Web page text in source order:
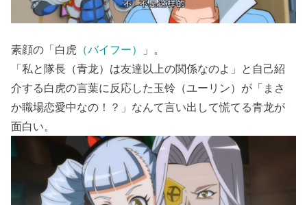
素顔の「白虎 （バイフー）
」。
「私と隊長（青龙）は友達以上の関係なのよ」と自己紹
介する白虎の言葉に反応した玉铃（ユーリン）が「まさ
か職場恋愛中なの！？」なんて言い出して慌てる青龙が
面白い。